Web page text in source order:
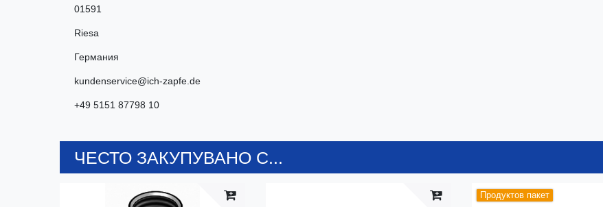
01591
Riesa
Германия
kundenservice@ich-zapfe.de
+49 5151 87798 10
ЧЕСТО ЗАКУПУВАНО С...
Продуктов пакет